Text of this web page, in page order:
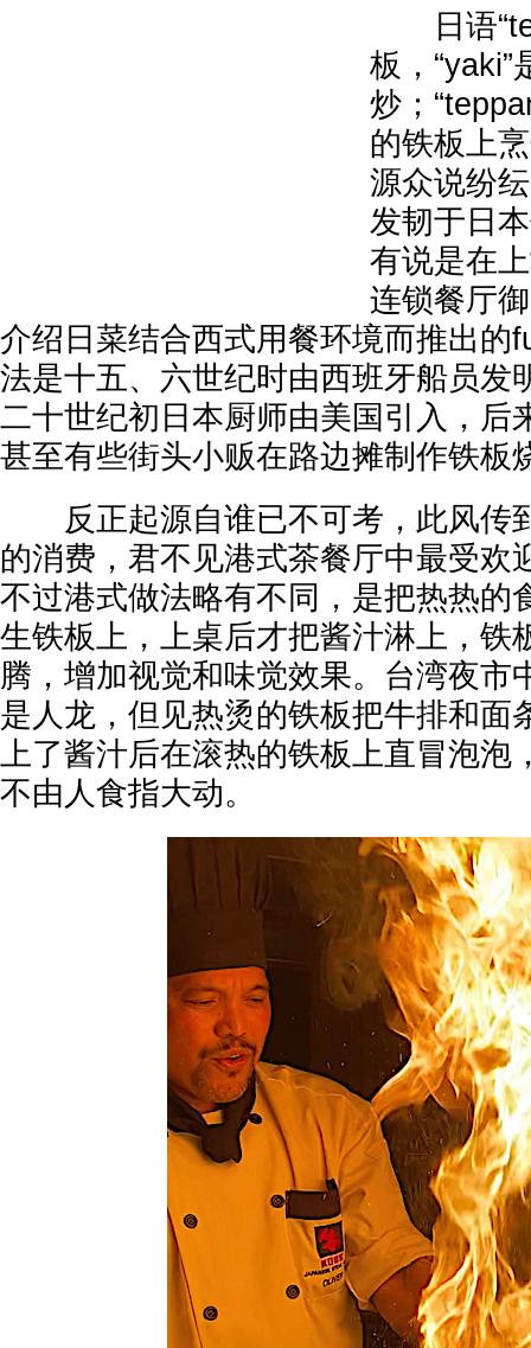
日语
板，“yaki”
炒；
的铁板上
源众说纷
发韧于日
有说是在
连锁餐厅
介绍日菜结合西式用餐环境而推出的
法是十五、六世纪时由西班牙船员发
二十世纪初日本厨师由美国引入，后
甚至有些街头小贩在路边摊制作铁板
反正起源自谁已不可考，此风传
的消费，君不见港式茶餐厅中最受欢
不过港式做法略有不同，是把热热的
生铁板上，上桌后才把酱汁淋上，铁
腾，增加视觉和味觉效果。台湾夜市
是人龙，但见热烫的铁板把牛排和面
上了酱汁后在滚热的铁板上直冒泡泡
不由人食指大动。